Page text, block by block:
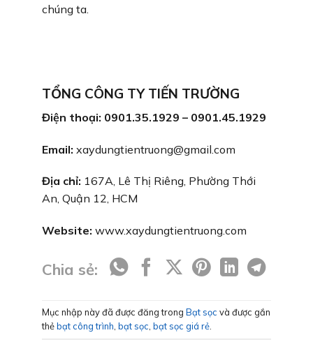
chúng ta.
TỔNG CÔNG TY TIẾN TRƯỜNG
Điện thoại: 0901.35.1929 – 0901.45.1929
Email: xaydungtientruong@gmail.com
Địa chỉ: 167A, Lê Thị Riêng, Phường Thới
An, Quận 12, HCM
Website: www.xaydungtientruong.com
Chia sẻ:
Mục nhập này đã được đăng trong Bạt sọc và được gắn
thẻbạt công trình, bạt sọc, bạt sọc giá rẻ.